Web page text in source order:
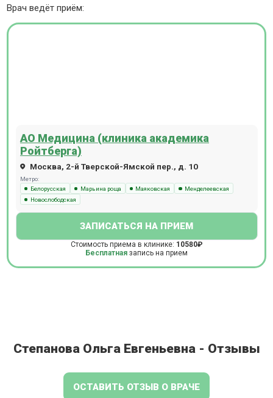
Врач ведёт приём:
АО Медицина (клиника академика
Ройтберга)
Москва, 2-й Тверской-Ямской пер., д. 10
Метро:
Белорусская
Марьина роща Маяковская
Менделеевская
Новослободская
ЗАПИСАТЬСЯ НА ПРИЕМ
Стоимость приема в клинике: 10580₽
Бесплатная запись на прием
Степанова Ольга Евгеньевна - Отзывы
ОСТАВИТЬ ОТЗЫВ О ВРАЧЕ